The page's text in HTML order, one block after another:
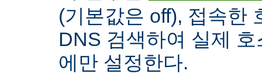
(기본값은 off), 접속한
DNS 검색하여 실제
에만 설정한다.